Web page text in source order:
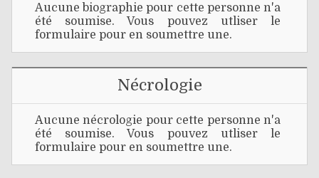
Aucune biographie pour cette personne n'a
été soumise. Vous pouvez utliser le
formulaire pour en soumettre une.
Nécrologie
Aucune nécrologie pour cette personne n'a
été soumise. Vous pouvez utliser le
formulaire pour en soumettre une.